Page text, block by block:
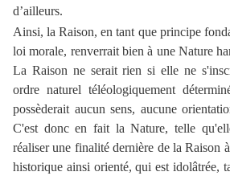
d’ailleurs.
Ainsi, la Raison, en tant que principe
loi morale, renverrait bien à une Nature
La Raison ne serait rien si elle ne
ordre naturel téléologiquement
possèderait aucun sens, aucune
C'est donc en fait la Nature, telle
réaliser une finalité dernière de la Raison
historique ainsi orienté, qui est idolâtrée,